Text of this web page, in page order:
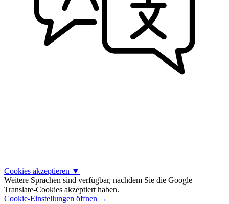
Cookies akzeptieren ▼
Weitere Sprachen sind verfügbar, nachdem Sie die Google
Translate-Cookies akzeptiert haben.
Cookie-Einstellungen öffnen →